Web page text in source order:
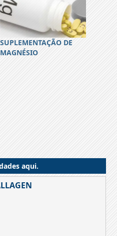
SUPLEMENTAÇÃO DE
MAGNÉSIO
aqui.